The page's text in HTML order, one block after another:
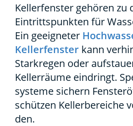
Kel­ler­fens­ter gehö­ren zu
Ein­tritts­punk­ten für
Ein geeig­ne­ter
Kel­ler­fens­ter kann
Stark­re­gen oder
Kel­ler­räu­me ein­dringt.
sys­te­me sichern
schüt­zen Kel­ler­be­rei­che
den.